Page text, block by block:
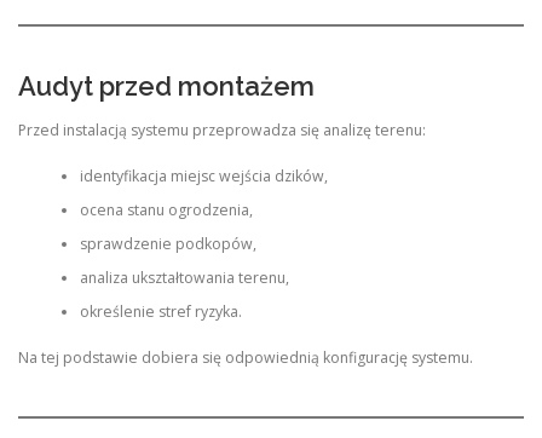
Audyt przed montażem
Przed instalacją systemu przeprowadza się analizę terenu:
identyfikacja miejsc wejścia dzików,
ocena stanu ogrodzenia,
sprawdzenie podkopów,
analiza ukształtowania terenu,
określenie stref ryzyka.
Na tej podstawie dobiera się odpowiednią konfigurację systemu.